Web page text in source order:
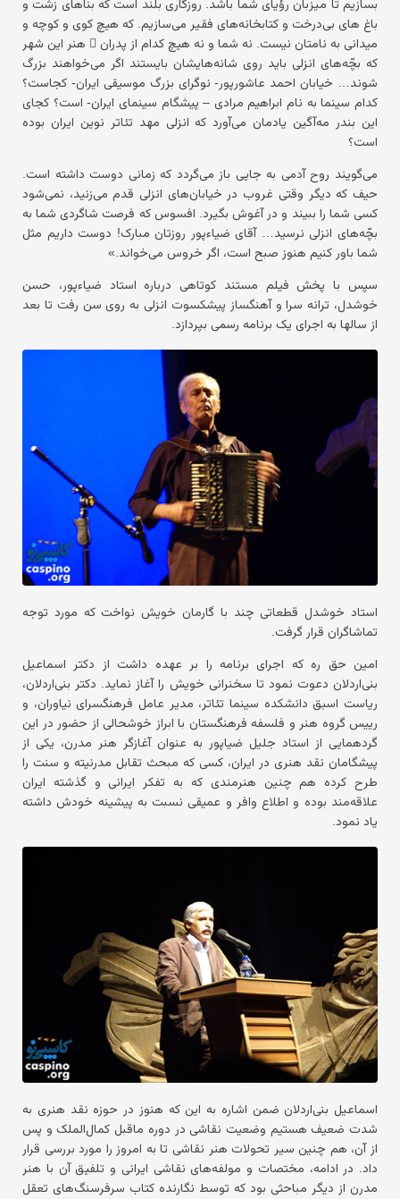
بسازیم تا میزبان رؤیای شما باشد. روزگاری بلند است که بناهای زشت و
باغ های بی‌درخت و کتابخانه‌های فقیر می‌سازیم. که هیچ کوی و کوچه و
میدانی به نامتان نیست. نه شما و نه هیچ کدام از پدران ِ هنر این شهر
که بچّه‌های انزلی باید روی شانه‌هایشان بایستند اگر می‌خواهند بزرگ
شوند… خیابان احمد عاشورپور- نوگرای بزرگ موسیقی ایران- کجاست؟
کدام سینما به نام ابراهیم مرادی – پیشگام سینمای ایران- است؟ کجای
این بندر مه‌آگین یادمان می‌آورد که انزلی مهد تئاتر نوین ایران بوده
است؟
می‌گویند روح آدمی به جایی باز می‌گردد که زمانی دوست داشته است.
حیف که دیگر وقتی غروب در خیابان‌های انزلی قدم می‌زنید، نمی‌شود
کسی شما را ببیند و در آغوش بگیرد. افسوس که فرصت شاگردی شما به
بچّه‌های انزلی نرسید… آقای ضیاءپور روزتان مبارک! دوست داریم مثل
شما باور کنیم هنوز صبح است، اگر خروس می‌خواند.»
سپس با پخش فیلم مستند کوتاهی درباره استاد ضیاءپور، حسن
خوشدل، ترانه سرا و آهنگساز پیشکسوت انزلی به روی سن رفت تا بعد
از سالها به اجرای یک برنامه رسمی بپردازد.
استاد خوشدل قطعاتی چند با گارمان خویش نواخت که مورد توجه
تماشاگران قرار گرفت.
امین حق ره که اجرای برنامه را بر عهده داشت از دکتر اسماعیل
بنی‌اردلان دعوت نمود تا سخنرانی خویش را آغاز نماید. دکتر بنی‌اردلان،
ریاست اسبق دانشکده سینما تئاتر، مدیر عامل فرهنگسرای نیاوران، و
رییس گروه هنر و فلسفه فرهنگستان با ابراز خوشحالی از حضور در این
گردهمایی از استاد جلیل ضیاپور به عنوان آغازگر هنر مدرن، یکی از
پیشگامان نقد هنری در ایران، کسی که مبحث تقابل مدرنیته و سنت را
طرح کرده هم چنین هنرمندی که به تفکر ایرانی و گذشته ایران
علاقه‌مند بوده و اطلاع وافر و عمیقی نسبت به پیشینه خودش داشته
یاد نمود.
اسماعیل بنی‌اردلان ضمن اشاره به این که هنوز در حوزه نقد هنری به
شدت ضعیف هستیم وضعیت نقاشی در دوره ماقبل کمال‌الملک و پس
از آن، هم چنین سیر تحولات هنر نقاشی تا به امروز را مورد بررسی قرار
داد. در ادامه، مختصات و مولفه‌های نقاشی ایرانی و تلفیق آن با هنر
مدرن از دیگر مباحثی بود که توسط نگارنده کتاب سرفرسنگ‌های تعقل